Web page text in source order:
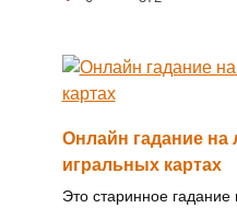
Онлайн гадание на
игральных картах
Это старинное